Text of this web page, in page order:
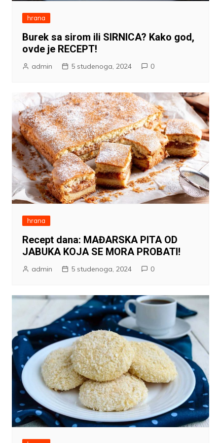
hrana
Burek sa sirom ili SIRNICA? Kako god,
ovde je RECEPT!
admin 5 studenoga, 2024 0
hrana
Recept dana: MAĐARSKA PITA OD
JABUKA KOJA SE MORA PROBATI!
admin 5 studenoga, 2024 0